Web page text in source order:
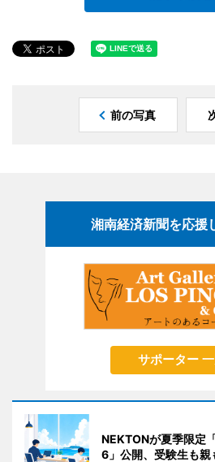
前の写真
湘南経済新聞を応援
サポーター
NEKTONが夏季限定
6」公開、受験生も親